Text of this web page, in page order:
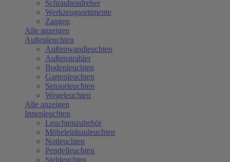
Schraubendreher
Werkzeugsortimente
Zangen
Alle anzeigen
Außenleuchten
Außenwandleuchten
Außenstrahler
Bodenleuchten
Gartenleuchten
Sensorleuchten
Wegeleuchten
Alle anzeigen
Innenleuchten
Leuchtenzubehör
Möbeleinbauleuchten
Notleuchten
Pendelleuchten
Stehleuchten